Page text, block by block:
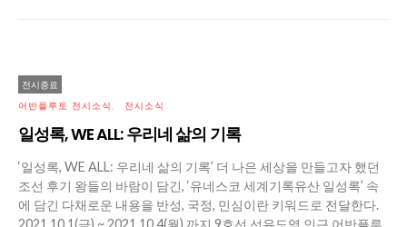
전시종료
어반플루토 전시소식 전시소식
일성록, WE ALL: 우리네 삶의 기록
‘일성록, WE ALL: 우리네 삶의 기록’ 더 나은 세상을 만들고자 했던
조선 후기 왕들의 바람이 담긴, ‘유네스코 세계기록유산 일성록’ 속
에 담긴 다채로운 내용을 반성, 국정, 민심이란 키워드로 전달한다.
2021.10.1(금) ~ 2021.10.4(월) 까지 9호선 선유도역 인근 어반플루